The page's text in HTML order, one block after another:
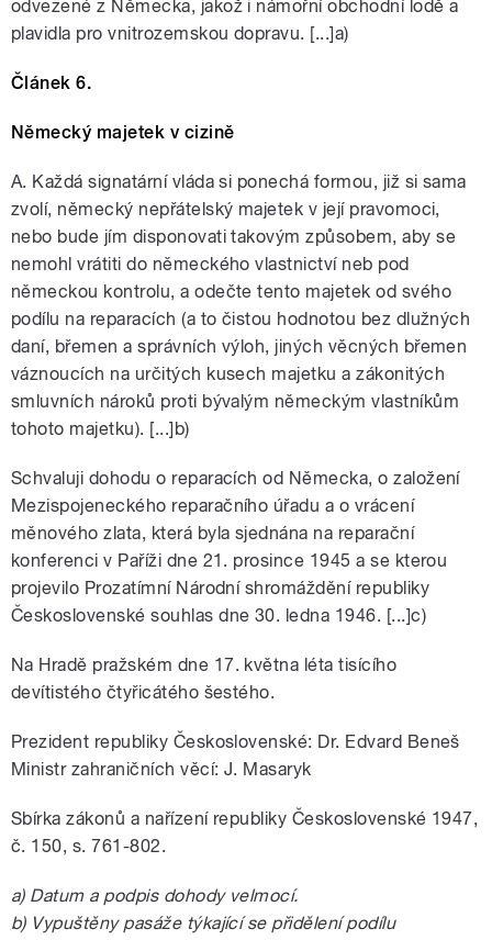
odvezené z Německa, jakož i námořní obchodní lodě a
plavidla pro vnitrozemskou dopravu. [...]a)
Článek 6.
Německý majetek v cizině
A. Každá signatární vláda si ponechá formou, již si sama
zvolí, německý nepřátelský majetek v její pravomoci,
nebo bude jím disponovati takovým způsobem, aby se
nemohl vrátiti do německého vlastnictví neb pod
německou kontrolu, a odečte tento majetek od svého
podílu na reparacích (a to čistou hodnotou bez dlužných
daní, břemen a správních výloh, jiných věcných břemen
váznoucích na určitých kusech majetku a zákonitých
smluvních nároků proti bývalým německým vlastníkům
tohoto majetku). [...]b)
Schvaluji dohodu o reparacích od Německa, o založení
Mezispojeneckého reparačního úřadu a o vrácení
měnového zlata, která byla sjednána na reparační
konferenci v Paříži dne 21. prosince 1945 a se kterou
projevilo Prozatímní Národní shromáždění republiky
Československé souhlas dne 30. ledna 1946. [...]c)
Na Hradě pražském dne 17. května léta tisícího
devítistého čtyřicátého šestého.
Prezident republiky Československé: Dr. Edvard Beneš
Ministr zahraničních věcí: J. Masaryk
Sbírka zákonů a nařízení republiky Československé 1947,
č. 150, s. 761-802.
a) Datum a podpis dohody velmocí.
b) Vypuštěny pasáže týkající se přidělení podílu